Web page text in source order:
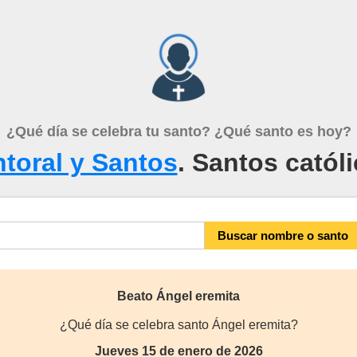
¿Qué día se celebra tu santo? ¿Qué santo es hoy?
y Santos. Santos
Beato Ángel eremita
¿Qué día se celebra santo Ángel eremita?
Jueves 15 de enero de 2026